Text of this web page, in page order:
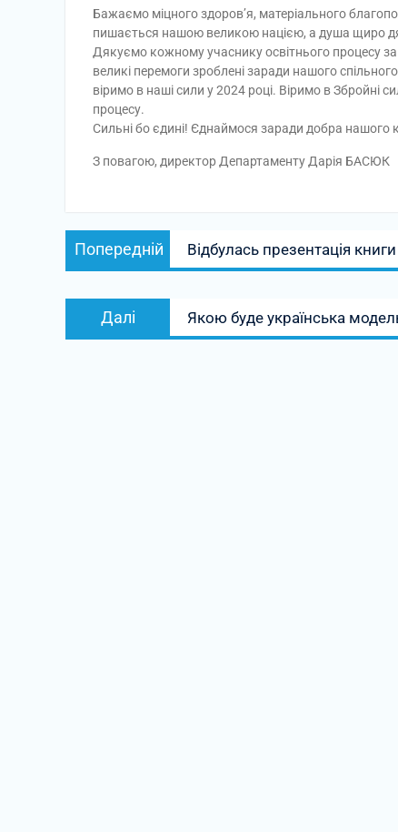
Бажаємо міцного здоров’я, матеріального
пишається нашою великою нацією, а душа щиро
Дякуємо кожному учаснику освітнього процесу
великі перемоги зроблені заради нашого
віримо в наші сили у 2024 році. Віримо в Збройні
процесу.
Сильні бо єдині! Єднаймося заради добра нашого
З повагою, директор Департаменту Дарія БАСЮК
Навігація
записів
Попередній
Попередній
запис:
Відбулась презентація
Далі
Наступний
запис:
Якою буде українська